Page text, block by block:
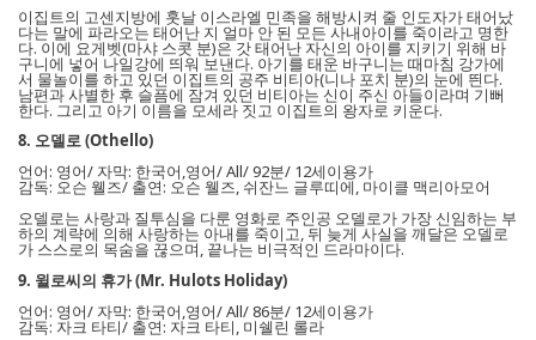
이집트의 고센지방에 훗날 이스라엘 민족을 해방시켜 줄 인도자가 태어났
다는 말에 파라오는 태어난 지 얼마 안 된 모든 사내아이를 죽이라고 명한
다. 이에 요게벳(마샤 스콧 분)은 갓 태어난 자신의 아이를 지키기 위해 바
구니에 넣어 나일강에 띄워 보낸다. 아기를 태운 바구니는 때마침 강가에
서 물놀이를 하고 있던 이집트의 공주 비티아(니나 포치 분)의 눈에 띈다.
남편과 사별한 후 슬픔에 잠겨 있던 비티아는 신이 주신 아들이라며 기뻐
한다. 그리고 아기 이름을 모세라 짓고 이집트의 왕자로 키운다.
8. 오델로 (Othello)
언어: 영어/ 자막: 한국어,영어/ All/ 92분/ 12세이용가
감독: 오슨 웰즈/ 출연: 오슨 웰즈, 쉬잔느 글루띠에, 마이클 맥리아모어
오델로는 사랑과 질투심을 다룬 영화로 주인공 오델로가 가장 신임하는 부
하의 계략에 의해 사랑하는 아내를 죽이고, 뒤 늦게 사실을 깨달은 오델로
가 스스로의 목숨을 끊으며, 끝나는 비극적인 드라마이다.
9. 윌로씨의 휴가 (Mr. Hulots Holiday)
언어: 영어/ 자막: 한국어,영어/ All/ 86분/ 12세이용가
감독: 자크 타티/ 출연: 자크 타티, 미쉘린 롤라